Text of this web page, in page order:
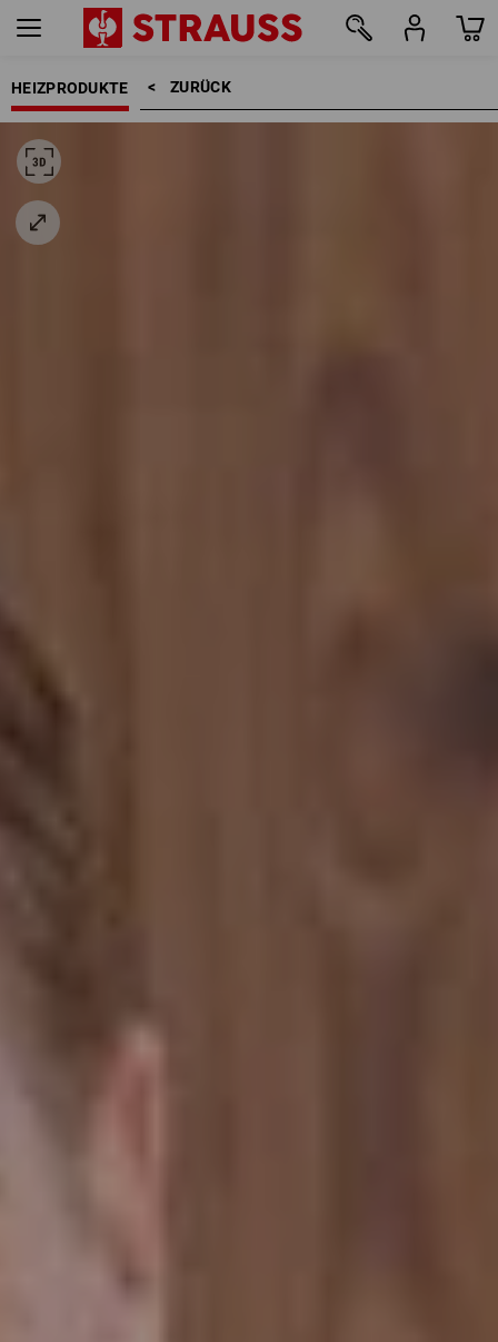
HEIZPRODUKTE ZURÜCK    >